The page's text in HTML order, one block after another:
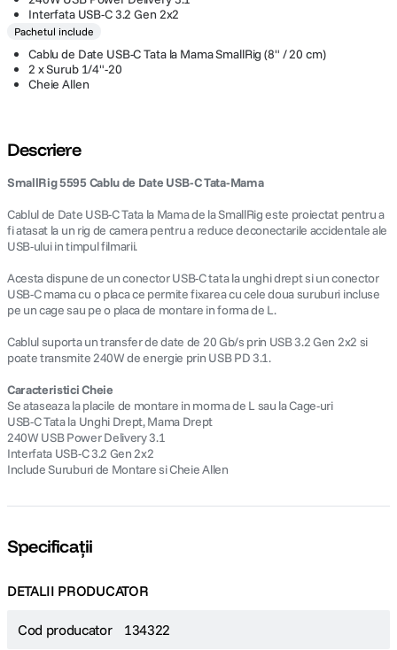
Interfata USB-C 3.2 Gen 2x2
Pachetul include
Cablu de Date USB-C Tata la Mama SmallRig (8" / 20 cm)
2 x Surub 1/4"-20
Cheie Allen
Descriere
SmallRig 5595 Cablu de Date USB-C Tata-Mama
Cablul de Date USB-C Tata la Mama de la SmallRig este proiectat pentru a
fi atasat la un rig de camera pentru a reduce deconectarile accidentale ale
USB-ului in timpul filmarii.
Acesta dispune de un conector USB-C tata la unghi drept si un conector
USB-C mama cu o placa ce permite fixarea cu cele doua suruburi incluse
pe un cage sau pe o placa de montare in forma de L.
Cablul suporta un transfer de date de 20 Gb/s prin USB 3.2 Gen 2x2 si
poate transmite 240W de energie prin USB PD 3.1.
Caracteristici Cheie
Se ataseaza la placile de montare in morma de L sau la Cage-uri
USB-C Tata la Unghi Drept, Mama Drept
240W USB Power Delivery 3.1
Interfata USB-C 3.2 Gen 2x2
Include Suruburi de Montare si Cheie Allen
Specificații
DETALII PRODUCATOR
Cod producator 134322